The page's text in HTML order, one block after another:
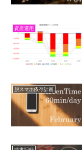
資産運用
脱スマホ依存計画